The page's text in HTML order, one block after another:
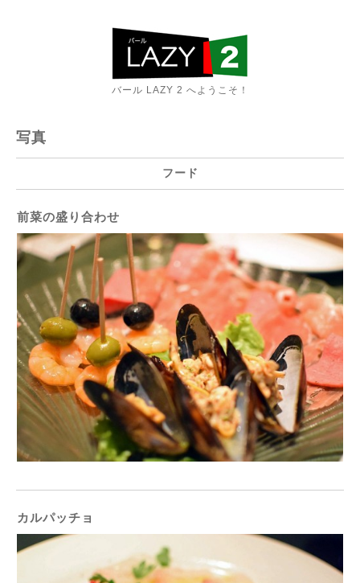
バール LAZY 2 へようこそ！
写真
フード
前菜の盛り合わせ
カルパッチョ